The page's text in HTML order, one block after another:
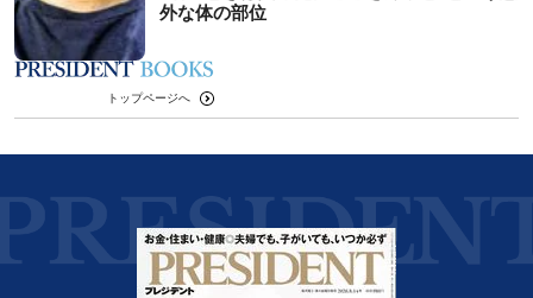
外な体の部位
トップページへ